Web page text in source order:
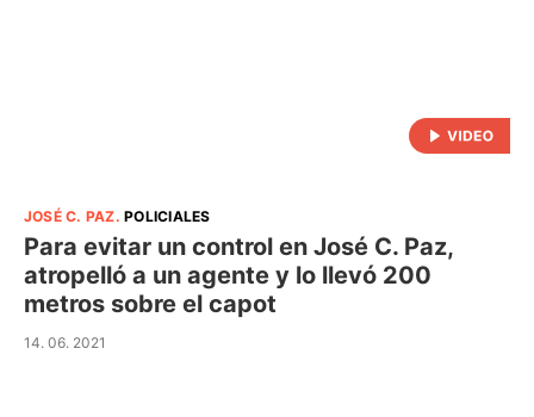
JOSÉ C. PAZ.POLICIALES
Para evitar un control en José C. Paz,
atropelló a un agente y lo llevó 200
metros sobre el capot
14. 06. 2021